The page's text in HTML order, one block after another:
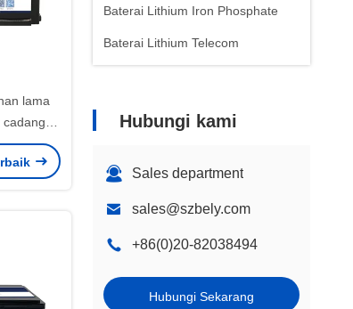
Baterai Lithium Iron Phosphate
Baterai Lithium Telecom
Hubungi kami
Sales department
sales@szbely.com
+86(0)20-82038494
Hubungi Sekarang
lama
<3% Per